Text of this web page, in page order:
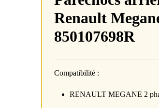
Renault
850107698R
Compatibilité :
RENAULT MEGANE 2